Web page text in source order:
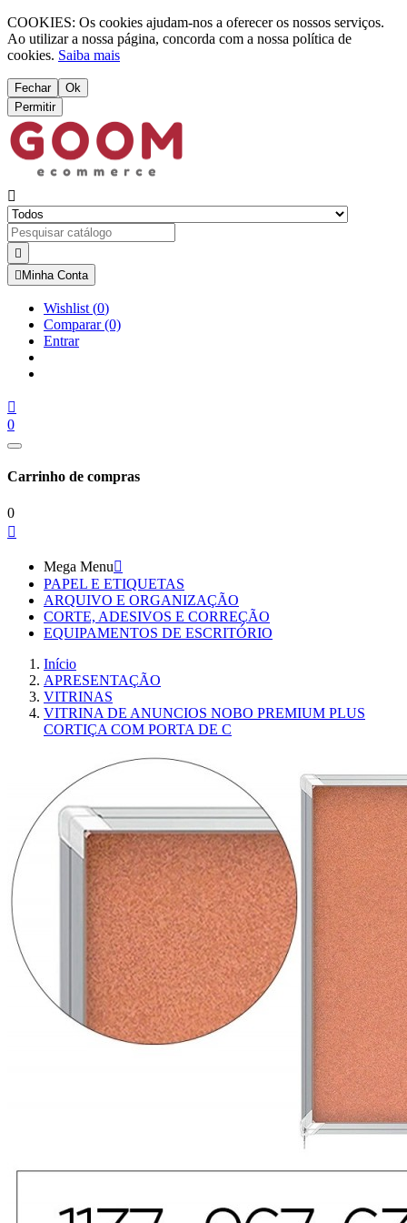
COOKIES: Os cookies ajudam-nos a oferecer os nossos serviços.
Ao utilizar a nossa página, concorda com a nossa política de
cookies. Saiba mais
Fechar
Ok
Permitir


 Minha Conta
Wishlist (0)
Comparar(0)
Entrar

0
Carrinho de compras
0

Mega Menu
PAPEL E ETIQUETAS
ARQUIVO E ORGANIZAÇÃO
CORTE, ADESIVOS E CORREÇÃO
EQUIPAMENTOS DE ESCRITÓRIO
Início
APRESENTAÇÃO
VITRINAS
VITRINA DE ANUNCIOS NOBO PREMIUM PLUS
CORTIÇA COM PORTA DE C